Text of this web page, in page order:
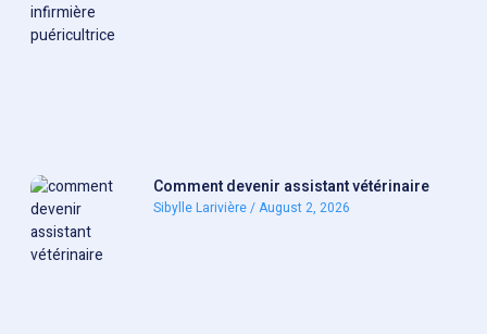
Comment devenir assistant vétérinaire
Sibylle Larivière August 2, 2026